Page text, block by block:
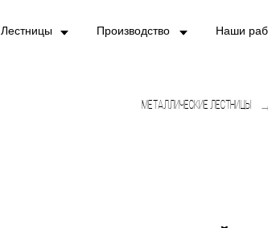
Наши
Лестницы Производство
Металлические лестницы